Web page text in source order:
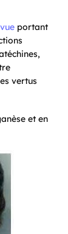
portant
vertus
et en